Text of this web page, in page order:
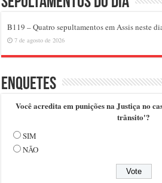
B119 – Quatro sepultamentos em Assis neste
7 de agosto de 2026
Enquetes
Você acredita em punições na Justiça no
trânsito'?
SIM
NÃO